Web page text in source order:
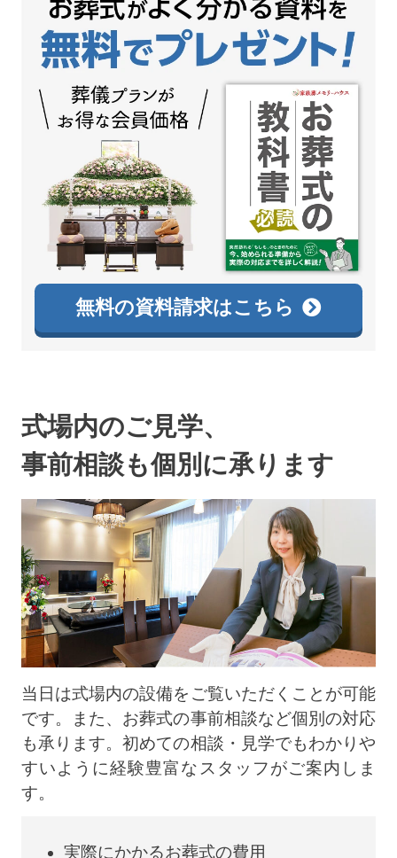
無料の資料請求はこちら
式場内のご見学、
事前相談も個別に承ります
当日は式場内の設備をご覧いただくことが可能
です。また、お葬式の事前相談など個別の対応
も承ります。初めての相談・見学でもわかりや
すいように経験豊富なスタッフがご案内しま
す。
実際にかかるお葬式の費用